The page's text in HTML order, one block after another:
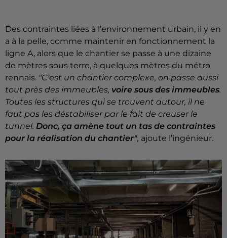
Des contraintes liées à l’environnement urbain, il y en
a à la pelle, comme maintenir en fonctionnement la
ligne A, alors que le chantier se passe à une dizaine
de mètres sous terre, à quelques mètres du métro
rennais. "C'est un chantier complexe, on passe aussi
tout près des immeubles, voire sous des immeubles.
Toutes les structures qui se trouvent autour, il ne
faut pas les déstabiliser par le fait de creuser le
tunnel. Donc, ça amène tout un tas de contraintes
pour la réalisation du chantier", ajoute l’ingénieur.